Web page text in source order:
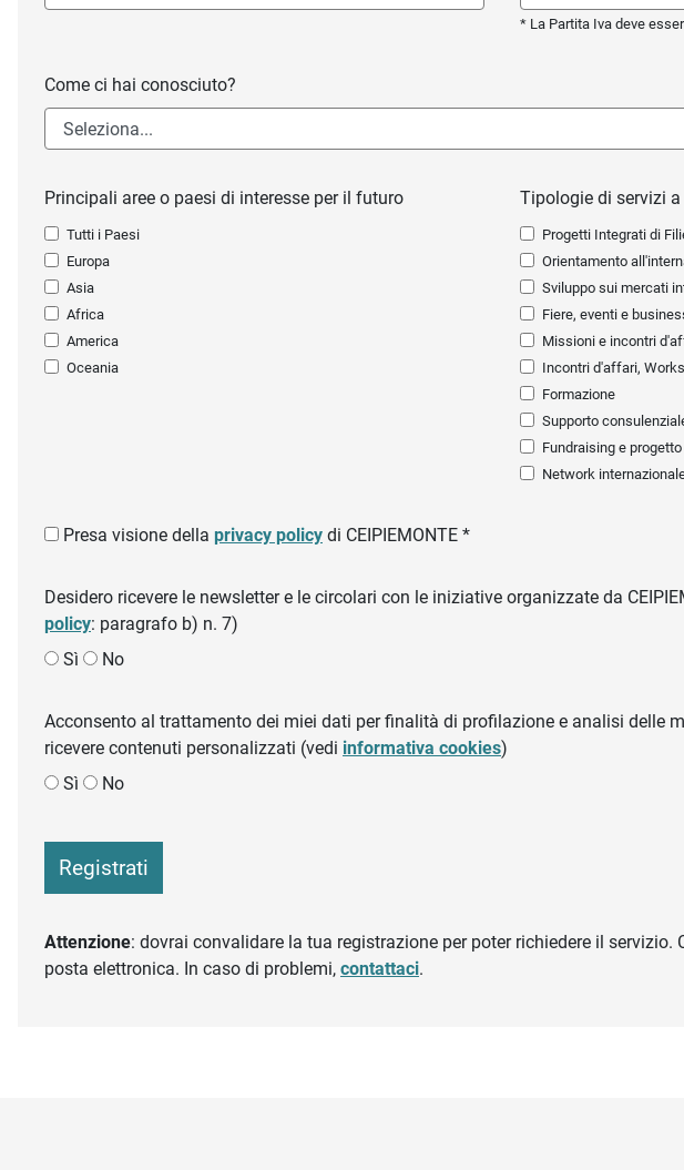
* La Partita Iva deve
Come ci hai conosciuto?
Principali aree o paesi di interesse per il futuro
Tutti i Paesi
Europa
Asia
Africa
America
Oceania
Tipologie di servizi
Progetti Integrati di
Orientamento
Sviluppo sui mercati
Fiere, eventi e
Missioni e incontri
Incontri d'affari,
Formazione
Supporto
Fundraising e progetto
Network
Presa visione della privacy policy di CEIPIEMONTE *
Desidero ricevere le newsletter e le circolari con le iniziative organizzate da
policy: paragrafo b) n. 7)
Sì
No
Acconsento al trattamento dei miei dati per finalità di profilazione e analisi delle
ricevere contenuti personalizzati (vedi informativa cookies)
Sì
No
Registrati
Attenzione: dovrai convalidare la tua registrazione per poter richiedere il
posta elettronica. In caso di problemi, contattaci.